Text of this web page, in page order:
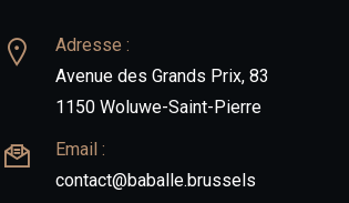
Adresse :
Avenue des Grands Prix, 83
1150 Woluwe-Saint-Pierre
Email :
contact@baballe.brussels